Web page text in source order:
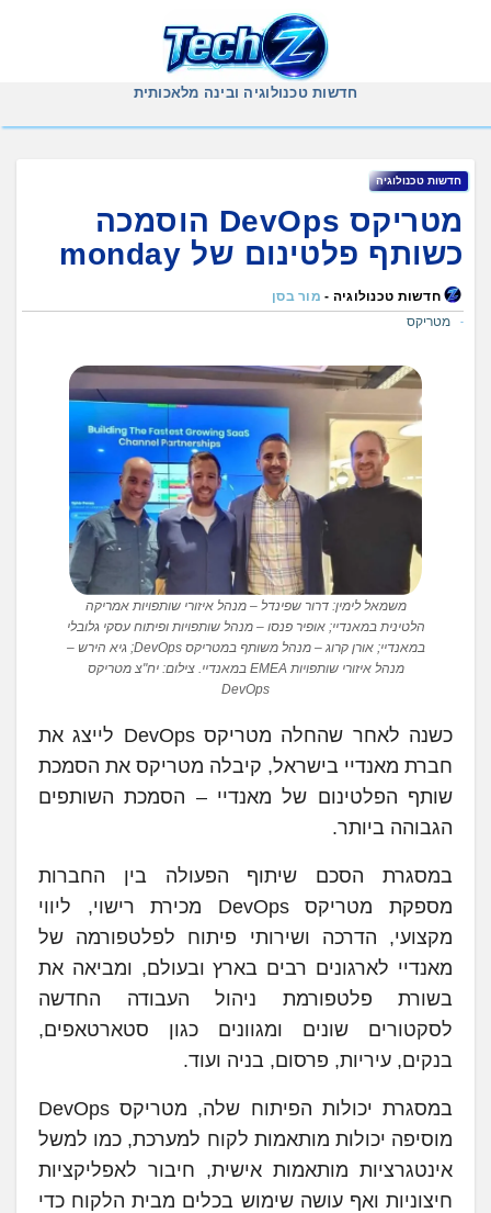
חדשות טכנולוגיה ובינה מלאכותית
חדשות טכנולוגיה
מטריקס DevOps הוסמכה
כשותף פלטינום של monday
חדשות טכנולוגיה - מור בסן
מטריקס
משמאל לימין: דרור שפינדל – מנהל איזורי שותפויות אמריקה
הלטינית במאנדיי; אופיר פנסו – מנהל שותפויות ופיתוח עסקי גלובלי
במאנדיי; אורן קרוג – מנהל משותף במטריקס DevOps; גיא הירש –
מנהל איזורי שותפויות EMEA במאנדיי. צילום: יח"צ מטריקס
DevOps
כשנה לאחר שהחלה מטריקס DevOps לייצג את
חברת מאנדיי בישראל, קיבלה מטריקס את הסמכת
שותף הפלטינום של מאנדיי – הסמכת השותפים
הגבוהה ביותר.
במסגרת הסכם שיתוף הפעולה בין החברות
מספקת מטריקס DevOps מכירת רישוי, ליווי
מקצועי, הדרכה ושירותי פיתוח לפלטפורמה של
מאנדיי לארגונים רבים בארץ ובעולם, ומביאה את
בשורת פלטפורמת ניהול העבודה החדשה
לסקטורים שונים ומגוונים כגון סטארטאפים,
בנקים, עיריות, פרסום, בניה ועוד.
במסגרת יכולות הפיתוח שלה, מטריקס DevOps
מוסיפה יכולות מותאמות לקוח למערכת, כמו למשל
אינטגרציות מותאמות אישית, חיבור לאפליקציות
חיצוניות ואף עושה שימוש בכלים מבית הלקוח כדי